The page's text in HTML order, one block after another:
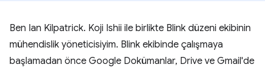
Ben Ian Kilpatrick. Koji Ishii ile birlikte Blink düzeni ekibinin
mühendislik yöneticisiyim. Blink ekibinde çalışmaya
başlamadan önce Google Dokümanlar, Drive ve Gmail'de